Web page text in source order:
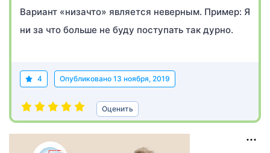
Вариант «низачто» является неверным. Пример: Я
ни за что больше не буду поступать так дурно.
4 Опубликовано 13 ноября, 2019
Оценить